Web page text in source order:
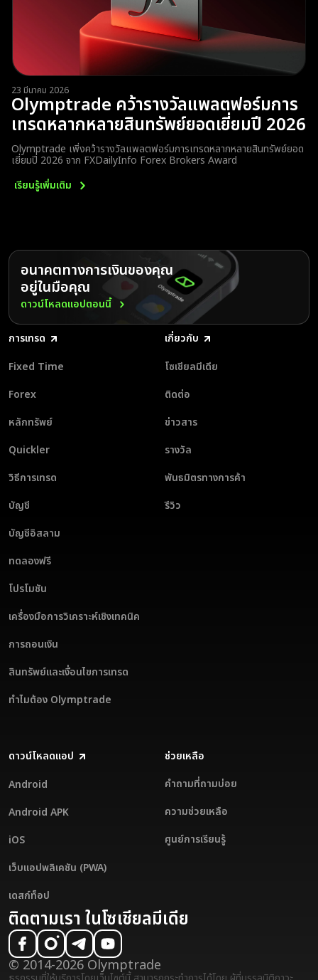
23 มีนาคม 2026
Olymptrade คว้ารางวัลแพลตฟอร์มการ
เทรดหลากหลายสินทรัพย์ยอดเยี่ยมปี 2026
Olymptrade เพิ่งคว้ารางวัลแพลตฟอร์มการเทรดหลากหลายสินทรัพย์ยอด
เยี่ยมปี 2026 จาก FXDailyInfo Forex Brokers Award
เรียนรู้เพิ่มเติม
อนาคตทางการเงินของคุณ
อยู่ในมือคุณ
ดาวน์โหลดแอปตอนนี้
การเทรด
Fixed Time
Forex
หลักทรัพย์
Quickler
วิธีการเทรด
บัญชี
บัญชีอิสลาม
ทดลองฟรี
โปรโมชัน
เครื่องมือการวิเคราะห์เชิงเทคนิค
การถอนเงิน
สินทรัพย์และเงื่อนไขการเทรด
ทำไมต้อง Olymptrade
เกี่ยวกับ
โซเชียลมีเดีย
ติดต่อ
ข่าวสาร
รางวัล
พันธมิตรทางการค้า
รีวิว
ดาวน์โหลดแอป
Android
Android APK
iOS
เว็บแอปพลิเคชัน (PWA)
เดสก์ท็อป
ช่วยเหลือ
คำถามที่ถามบ่อย
ความช่วยเหลือ
ศูนย์การเรียนรู้
ติดตามเรา ในโซเชียลมีเดีย
© 2014-2026 Olymptrade